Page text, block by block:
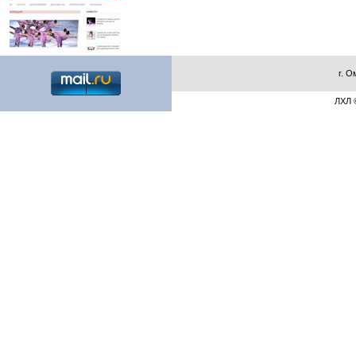
г.
ЛХЛ